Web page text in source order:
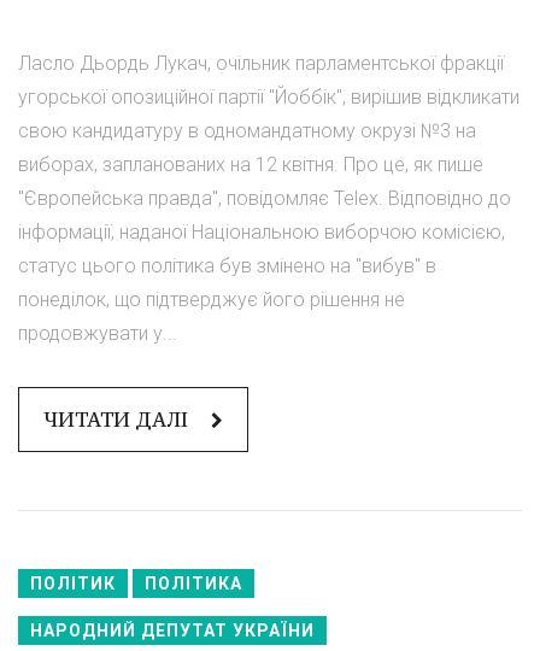
Ласло Дьордь Лукач, очільник парламентської фракції
угорської опозиційної партії "Йоббік", вирішив відкликати
свою кандидатуру в одномандатному окрузі №3 на
виборах, запланованих на 12 квітня. Про це, як пише
"Європейська правда", повідомляє Telex. Відповідно до
інформації, наданої Національною виборчою комісією,
статус цього політика був змінено на "вибув" в
понеділок, що підтверджує його рішення не
продовжувати у...
ЧИТАТИ ДАЛІ
ПОЛІТИК ПОЛІТИКА
НАРОДНИЙ ДЕПУТАТ УКРАЇНИ